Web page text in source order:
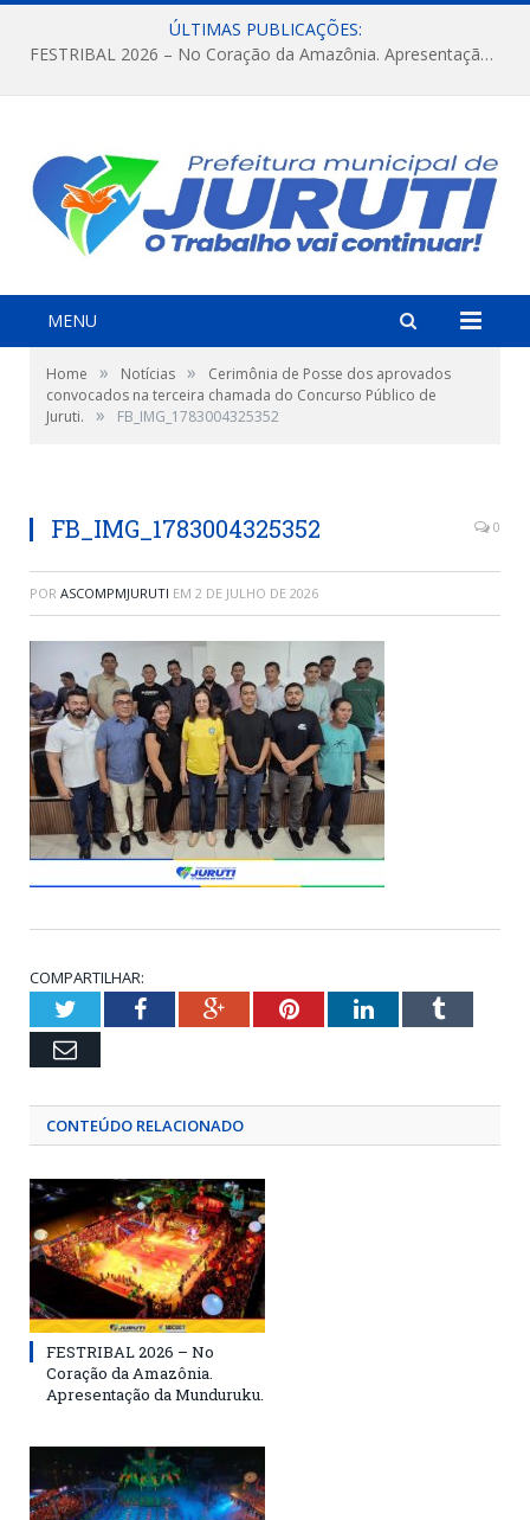
ÚLTIMAS PUBLICAÇÕES:
FESTRIBAL 2026 – No Coração da Amazônia. Apresentação da Munduruku.
MENU
Home » Notícias »
Cerimônia de Posse dos aprovados
convocados na terceira chamada do Concurso Público de
Juruti.
» FB_IMG_1783004325352
FB_IMG_1783004325352 0
POR ASCOMPMJURUTI EM 2 DE JULHO DE 2026
COMPARTILHAR:
TwitterFacebookGoogle+PinterestLinkedInTumblr
Email
CONTEÚDO RELACIONADO
FESTRIBAL 2026 – No
Coração da Amazônia.
Apresentação da Munduruku.